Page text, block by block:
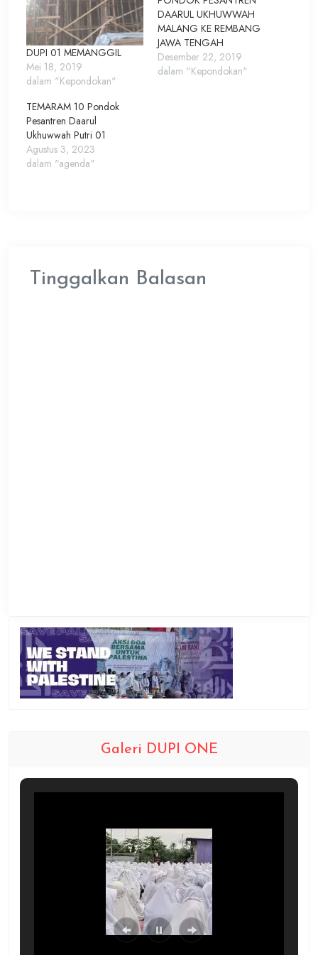
DUPI 01 MEMANGGIL
Mei 18, 2019
dalam "Kepondokan"
DAARUL UKHUWWAH
MALANG KE REMBANG
JAWA TENGAH
Desember 22, 2019
dalam "Kepondokan"
TEMARAM 10 Pondok
Pesantren Daarul
Ukhuwwah Putri 01
Agustus 3, 2023
dalam "agenda"
Tinggalkan Balasan
Galeri DUPI ONE